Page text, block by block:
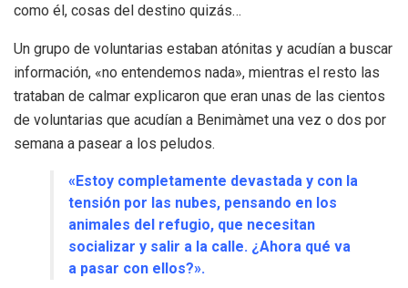
como él, cosas del destino quizás…
Un grupo de voluntarias estaban atónitas y acudían a buscar
información, «no entendemos nada», mientras el resto las
trataban de calmar explicaron que eran unas de las cientos
de voluntarias que acudían a Benimàmet una vez o dos por
semana a pasear a los peludos.
«Estoy completamente devastada y con la
tensión por las nubes, pensando en los
animales del refugio, que necesitan
socializar y salir a la calle. ¿Ahora qué va
a pasar con ellos?».